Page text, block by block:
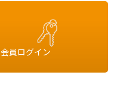
会員ログイン